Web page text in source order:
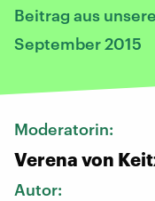
Beitrag aus
September 2015
Moderatorin:
Verena von
Autor: